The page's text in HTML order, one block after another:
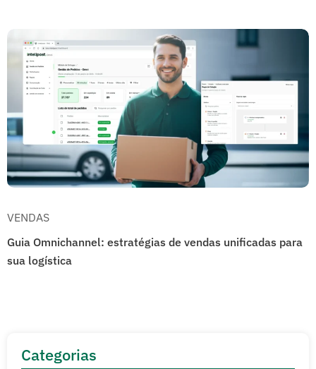
VENDAS
Guia Omnichannel: estratégias de vendas unificadas para
sua logística
Categorias